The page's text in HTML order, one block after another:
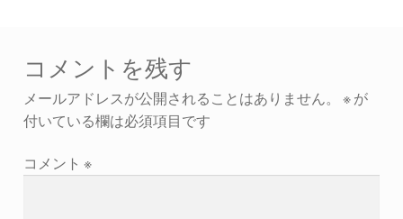
コメントを残す
メールアドレスが公開されることはありません。 ※が
付いている欄は必須項目です
コメント ※